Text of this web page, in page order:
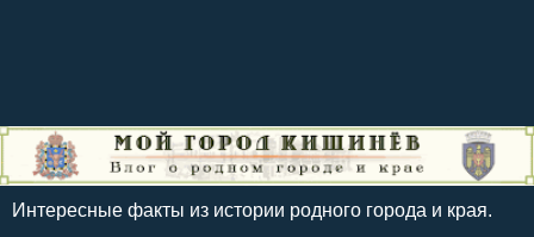
Интересные факты из истории родного города и края.